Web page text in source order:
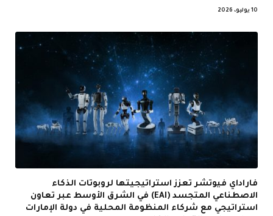
10 يوليو، 2026
فاراداي فيوتشر تعزز استراتيجيتها لروبوتات الذكاء
الاصطناعي المتجسد (EAI) في الشرق الأوسط عبر تعاون
استراتيجي مع شركاء المنظومة المحلية في دولة الإمارات